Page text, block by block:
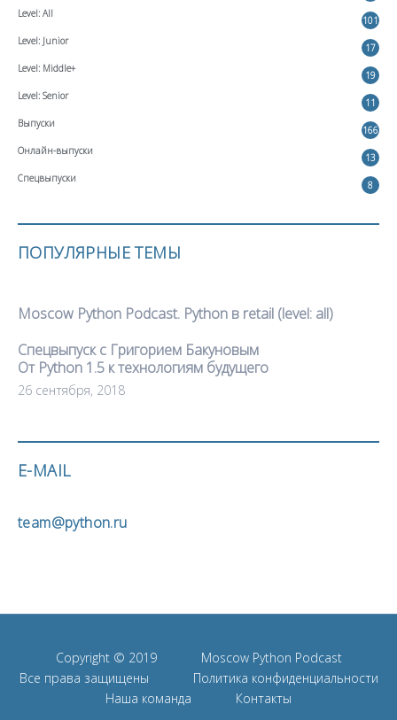
Level: All
101
Level: Junior
17
Level: Middle+
19
Level: Senior
11
Выпуски
166
Онлайн-выпуски
13
Спецвыпуски
8
ПОПУЛЯРНЫЕ ТЕМЫ
Moscow Python Podcast. Python в retail (level: all)
Спецвыпуск с Григорием Бакуновым
От Python 1.5 к технологиям будущего
26 сентября, 2018
E-MAIL
team@python.ru
Copyright © 2019
Moscow Python Podcast
Все права защищены
Политика конфиденциальности
Наша команда
Контакты